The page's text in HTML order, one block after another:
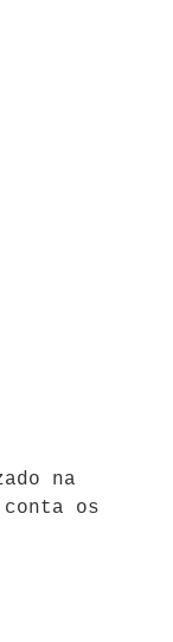
na
conta os